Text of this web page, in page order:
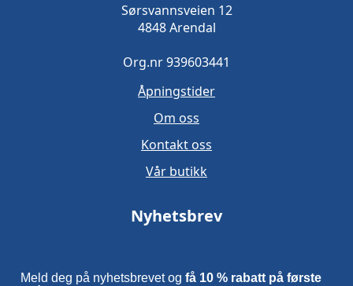
Sørsvannsveien 12
4848 Arendal
Org.nr 939603441
Åpningstider
Om oss
Kontakt oss
Vår butikk
Nyhetsbrev
Meld deg på nyhetsbrevet og få 10 % rabatt på første